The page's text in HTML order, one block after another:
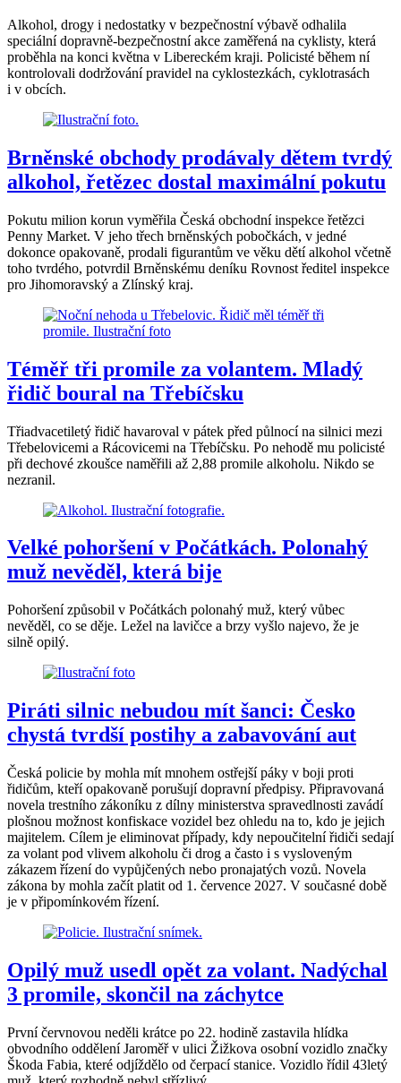
Alkohol, drogy i nedostatky v bezpečnostní výbavě odhalila
speciální dopravně-bezpečnostní akce zaměřená na cyklisty, která
proběhla na konci května v Libereckém kraji. Policisté během ní
kontrolovali dodržování pravidel na cyklostezkách, cyklotrasách
i v obcích.
Brněnské obchody prodávaly dětem tvrdý
alkohol, řetězec dostal maximální pokutu
Pokutu milion korun vyměřila Česká obchodní inspekce řetězci
Penny Market. V jeho třech brněnských pobočkách, v jedné
dokonce opakovaně, prodali figurantům ve věku dětí alkohol včetně
toho tvrdého, potvrdil Brněnskému deníku Rovnost ředitel inspekce
pro Jihomoravský a Zlínský kraj.
Téměř tři promile za volantem. Mladý
řidič boural na Třebíčsku
Třiadvacetiletý řidič havaroval v pátek před půlnocí na silnici mezi
Třebelovicemi a Rácovicemi na Třebíčsku. Po nehodě mu policisté
při dechové zkoušce naměřili až 2,88 promile alkoholu. Nikdo se
nezranil.
Velké pohoršení v Počátkách. Polonahý
muž nevěděl, která bije
Pohoršení způsobil v Počátkách polonahý muž, který vůbec
nevěděl, co se děje. Ležel na lavičce a brzy vyšlo najevo, že je
silně opilý.
Piráti silnic nebudou mít šanci: Česko
chystá tvrdší postihy a zabavování aut
Česká policie by mohla mít mnohem ostřejší páky v boji proti
řidičům, kteří opakovaně porušují dopravní předpisy. Připravovaná
novela trestního zákoníku z dílny ministerstva spravedlnosti zavádí
plošnou možnost konfiskace vozidel bez ohledu na to, kdo je jejich
majitelem. Cílem je eliminovat případy, kdy nepoučitelní řidiči sedají
za volant pod vlivem alkoholu či drog a často i s vysloveným
zákazem řízení do vypůjčených nebo pronajatých vozů. Novela
zákona by mohla začít platit od 1. července 2027. V současné době
je v připomínkovém řízení.
Opilý muž usedl opět za volant. Nadýchal
3 promile, skončil na záchytce
První červnovou neděli krátce po 22. hodině zastavila hlídka
obvodního oddělení Jaroměř v ulici Žižkova osobní vozidlo značky
Škoda Fabia, které odjíždělo od čerpací stanice. Vozidlo řídil 43letý